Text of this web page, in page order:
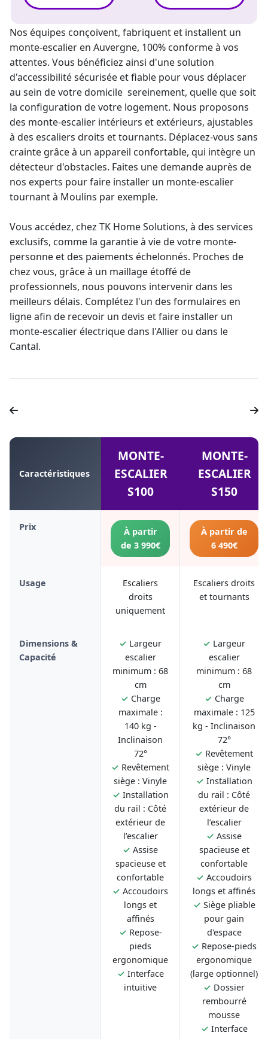
Nos équipes conçoivent, fabriquent et installent un
monte-escalier en Auvergne, 100% conforme à vos
attentes. Vous bénéficiez ainsi d'une solution
d'accessibilité sécurisée et fiable pour vous déplacer
au sein de votre domicile sereinement, quelle que soit
la configuration de votre logement. Nous proposons
des monte-escalier intérieurs et extérieurs, ajustables
à des escaliers droits et tournants. Déplacez-vous sans
crainte grâce à un appareil confortable, qui intègre un
détecteur d'obstacles. Faites une demande auprès de
nos experts pour faire installer un monte-escalier
tournantà Moulins par exemple.
Vous accédez, chez TK Home Solutions, à des services
exclusifs, comme la garantie à viede votre monte-
personne et des paiements échelonnés. Proches de
chez vous, grâce à un maillage étoffé de
professionnels, nous pouvons intervenir dans les
meilleurs délais. Complétez l'un des formulaires en
ligne afin de recevoir un devis et faire installer un
monte-escalier électriquedans l'Allier ou dans le
Cantal.
Caractéristiques
MONTE-
ESCALIER
S100
MONTE-
ESCALIER
S150
Prix
À partir
de 3 990€
À partir de
6 490€
Usage
Escaliers
droits
uniquement
Escaliers droits
et tournants
Dimensions &
Capacité
✓ Largeur
escalier
minimum : 68
cm
✓ Charge
maximale :
140 kg -
Inclinaison
72°
✓ Revêtement
siège : Vinyle
✓ Installation
du rail : Côté
extérieur de
l’escalier
✓ Assise
spacieuse et
confortable
✓ Accoudoirs
longs et
affinés
✓ Repose-
pieds
ergonomique
✓ Interface
intuitive
✓ Largeur
escalier
minimum : 68
cm
✓ Charge
maximale : 125
kg - Inclinaison
72°
✓ Revêtement
siège : Vinyle
✓ Installation
du rail : Côté
extérieur de
l’escalier
✓ Assise
spacieuse et
confortable
✓ Accoudoirs
longs et affinés
✓ Siège pliable
pour gain
d'espace
✓ Repose-pieds
ergonomique
(large optionnel)
✓ Dossier
rembourré
mousse
✓ Interface